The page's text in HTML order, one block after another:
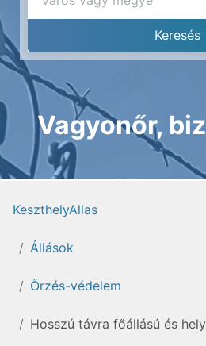
Vagyonőr,
KeszthelyAllas
Állások
Őrzés-védelem
Hosszú távra főállású és